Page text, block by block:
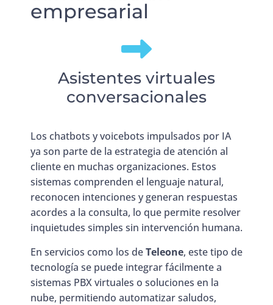
empresarial
Asistentes virtuales
conversacionales
Los chatbots y voicebots impulsados por IA
ya son parte de la estrategia de atención al
cliente en muchas organizaciones. Estos
sistemas comprenden el lenguaje natural,
reconocen intenciones y generan respuestas
acordes a la consulta, lo que permite resolver
inquietudes simples sin intervención humana.
En servicios como los deTeleone, este tipo de
tecnología se puede integrar fácilmente a
sistemas PBX virtuales o soluciones en la
nube, permitiendo automatizar saludos,